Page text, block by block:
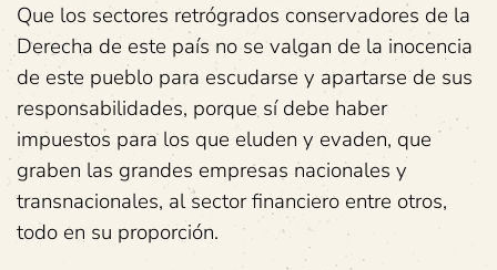
Que los sectores retrógrados conservadores de la
Derecha de este país no se valgan de la inocencia
de este pueblo para escudarse y apartarse de sus
responsabilidades, porque sí debe haber
impuestos para los que eluden y evaden, que
graben las grandes empresas nacionales y
transnacionales, al sector financiero entre otros,
todo en su proporción.